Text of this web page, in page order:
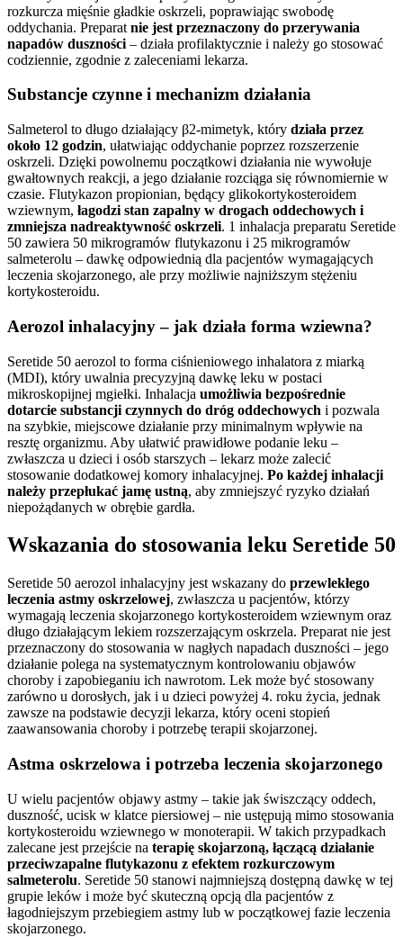
rozkurcza mięśnie gładkie oskrzeli, poprawiając swobodę
oddychania. Preparat nie jest przeznaczony do przerywania
napadów duszności – działa profilaktycznie i należy go stosować
codziennie, zgodnie z zaleceniami lekarza.
Substancje czynne i mechanizm działania
Salmeterol to długo działający β2-mimetyk, który działa przez
około 12 godzin, ułatwiając oddychanie poprzez rozszerzenie
oskrzeli. Dzięki powolnemu początkowi działania nie wywołuje
gwałtownych reakcji, a jego działanie rozciąga się równomiernie w
czasie. Flutykazon propionian, będący glikokortykosteroidem
wziewnym, łagodzi stan zapalny w drogach oddechowych i
zmniejsza nadreaktywność oskrzeli. 1 inhalacja preparatu Seretide
50 zawiera 50 mikrogramów flutykazonu i 25 mikrogramów
salmeterolu – dawkę odpowiednią dla pacjentów wymagających
leczenia skojarzonego, ale przy możliwie najniższym stężeniu
kortykosteroidu.
Aerozol inhalacyjny – jak działa forma wziewna?
Seretide 50 aerozol to forma ciśnieniowego inhalatora z miarką
(MDI), który uwalnia precyzyjną dawkę leku w postaci
mikroskopijnej mgiełki. Inhalacja umożliwia bezpośrednie
dotarcie substancji czynnych do dróg oddechowych i pozwala
na szybkie, miejscowe działanie przy minimalnym wpływie na
resztę organizmu. Aby ułatwić prawidłowe podanie leku –
zwłaszcza u dzieci i osób starszych – lekarz może zalecić
stosowanie dodatkowej komory inhalacyjnej. Po każdej inhalacji
należy przepłukać jamę ustną, aby zmniejszyć ryzyko działań
niepożądanych w obrębie gardła.
Wskazania do stosowania leku Seretide 50
Seretide 50 aerozol inhalacyjny jest wskazany do przewlekłego
leczenia astmy oskrzelowej, zwłaszcza u pacjentów, którzy
wymagają leczenia skojarzonego kortykosteroidem wziewnym oraz
długo działającym lekiem rozszerzającym oskrzela. Preparat nie jest
przeznaczony do stosowania w nagłych napadach duszności – jego
działanie polega na systematycznym kontrolowaniu objawów
choroby i zapobieganiu ich nawrotom. Lek może być stosowany
zarówno u dorosłych, jak i u dzieci powyżej 4. roku życia, jednak
zawsze na podstawie decyzji lekarza, który oceni stopień
zaawansowania choroby i potrzebę terapii skojarzonej.
Astma oskrzelowa i potrzeba leczenia skojarzonego
U wielu pacjentów objawy astmy – takie jak świszczący oddech,
duszność, ucisk w klatce piersiowej – nie ustępują mimo stosowania
kortykosteroidu wziewnego w monoterapii. W takich przypadkach
zalecane jest przejście na terapię skojarzoną, łączącą działanie
przeciwzapalne flutykazonu z efektem rozkurczowym
salmeterolu. Seretide 50 stanowi najmniejszą dostępną dawkę w tej
grupie leków i może być skuteczną opcją dla pacjentów z
łagodniejszym przebiegiem astmy lub w początkowej fazie leczenia
skojarzonego.